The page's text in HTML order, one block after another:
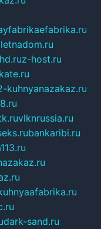
z-host.ru
kuhnyanazakaz.ru
vlknrussia.ru
bankaribi.ru
dark-sand.ru